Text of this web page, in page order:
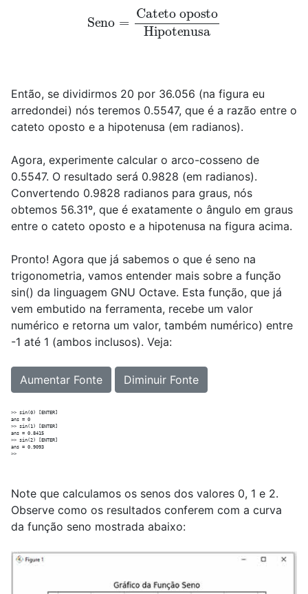
Cateto opostoHipotenusa
Então, se dividirmos 20 por 36.056 (na figura eu
arredondei) nós teremos 0.5547, que é a razão entre o
cateto oposto e a hipotenusa (em radianos).
Agora, experimente calcular o arco-cosseno de
0.5547. O resultado será 0.9828 (em radianos).
Convertendo 0.9828 radianos para graus, nós
obtemos 56.31º, que é exatamente o ângulo em graus
entre o cateto oposto e a hipotenusa na figura acima.
Pronto! Agora que já sabemos o que é seno na
trigonometria, vamos entender mais sobre a função
sin() da linguagem GNU Octave. Esta função, que já
vem embutido na ferramenta, recebe um valor
numérico e retorna um valor, também numérico) entre
-1 até 1 (ambos inclusos). Veja:
Aumentar Fonte Diminuir Fonte
>> sin(0) [ENTER]
ans = 0
>> sin(1) [ENTER]
ans = 0.8415
>> sin(2) [ENTER]
ans = 0.9093
Note que calculamos os senos dos valores 0, 1 e 2.
Observe como os resultados conferem com a curva
da função seno mostrada abaixo: